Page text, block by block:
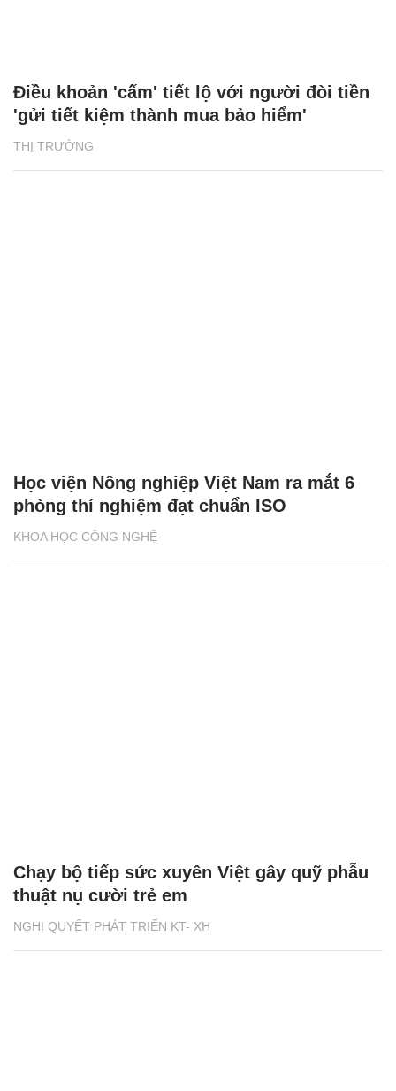
THỊ TRƯỜNG
Điều khoản 'cấm' tiết lộ với người đòi tiền
'gửi tiết kiệm thành mua bảo hiểm'
KHOA HỌC CÔNG NGHỆ
Học viện Nông nghiệp Việt Nam ra mắt 6
phòng thí nghiệm đạt chuẩn ISO
NGHỊ QUYẾT PHÁT TRIỂN KT- XH
Chạy bộ tiếp sức xuyên Việt gây quỹ phẫu
thuật nụ cười trẻ em